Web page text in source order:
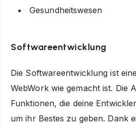
Gesundheitswesen
Softwareentwicklung
Die Softwareentwicklung ist
WebWork wie gemacht ist. Die
Funktionen, die deine
um ihr Bestes zu geben. Dank